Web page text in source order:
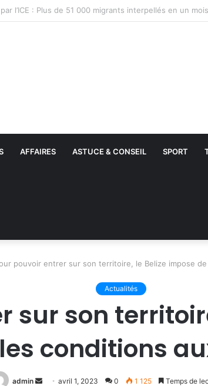
AFFAIRES ASTUCE & CONSEIL SPORT
pouvoir entrer sur son territoire, le Belize impose
Actualités
sur son
conditions
admin
Envoyeravril 1, 2023 0 1 125 Temps de